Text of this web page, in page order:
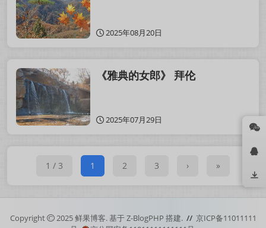
2025年08月20日
《雅典的女郎》 拜伦
2025年07月29日
1 / 3 1 2 3 › »
Copyright 2025鲜果博客.基于Z-BlogPHP 搭建. // 京ICP备11011111